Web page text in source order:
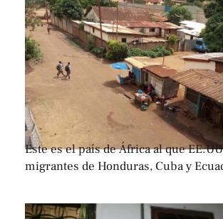
Este es el país de África al que
migrantes de Honduras, Cuba y